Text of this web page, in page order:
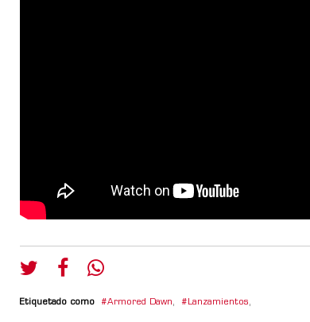
Etiquetado como Armored Dawn, Lanzamientos,